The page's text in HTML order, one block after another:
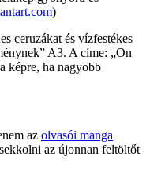
)
ceruzákat és vízfestékes
A3. A címe: „On
képre, ha nagyobb
az olvasói manga
az újonnan feltöltőt